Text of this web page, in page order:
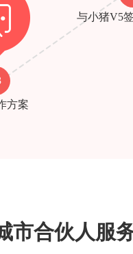
方案
与小猪V5
市合伙人服